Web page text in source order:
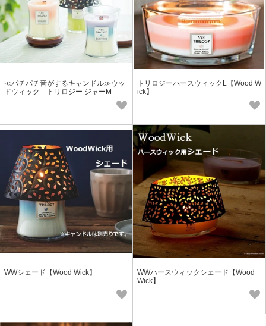
≪パチパチ音がするキャンドル≫ウッ
ドウィック トリロジー ジャーM
トリロジーハースウィックL【Wood W
ick】
WWシェード【Wood Wick】
WWハースウィックシェード【Wood
Wick】